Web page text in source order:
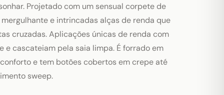
Projetado com um sensual corpete de
e intrincadas alças de renda que
cruzadas. Aplicações únicas de renda com
e cascateiam pela saia limpa. É forrado em
e tem botões cobertos em crepe até
sweep.